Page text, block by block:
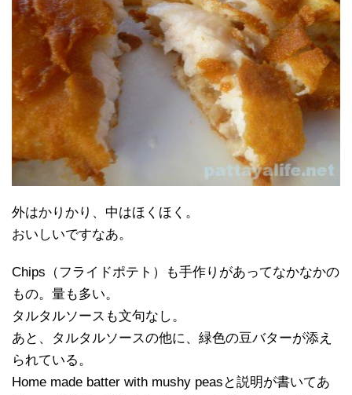
外はかりかり、中はほくほく。
おいしいですなあ。
Chips（フライドポテト）も手作りがあってなかなかの
もの。量も多い。
タルタルソースも文句なし。
あと、タルタルソースの他に、緑色の豆バターが添え
られている。
Home made batter with mushy peasと説明が書いてあ